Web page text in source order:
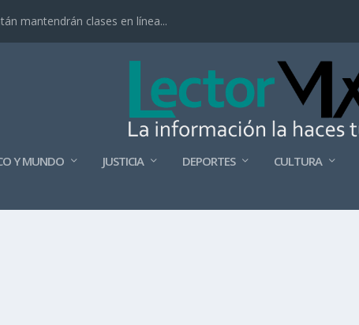
mantendrán clases en línea...
Y MUNDO JUSTICIA DEPORTES CULTURA